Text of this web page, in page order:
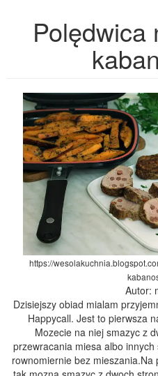
Polędwica
https://
Autor:
Dzisiejszy obiad mialam
Happycall. Jest to pierwsza
Mozecie na niej smazyc z
przewracania miesa albo
rownomiernie bez